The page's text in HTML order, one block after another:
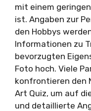
mit einem
ist. Angaben zur
den Hobbys
Informationen zu
bevorzugten
Foto hoch. Viele
konfrontieren den
Art Quiz, um auf
und detaillierte